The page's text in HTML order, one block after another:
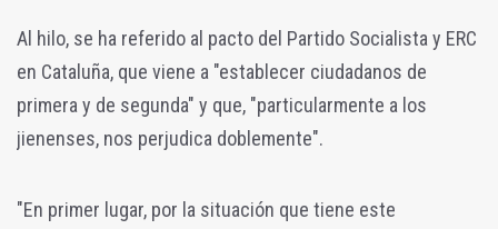
Al hilo, se ha referido al pacto del Partido Socialista y ERC
en Cataluña, que viene a "establecer ciudadanos de
primera y de segunda" y que, "particularmente a los
jienenses, nos perjudica doblemente".
"En primer lugar, por la situación que tiene este